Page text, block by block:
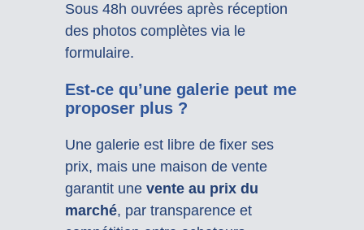
Sous 48h ouvrées après réception
des photos complètes via le
formulaire.
Est-ce qu’une galerie peut me
proposer plus ?
Une galerie est libre de fixer ses
prix, mais une maison de vente
garantit une vente au prix du
marché, par transparence et